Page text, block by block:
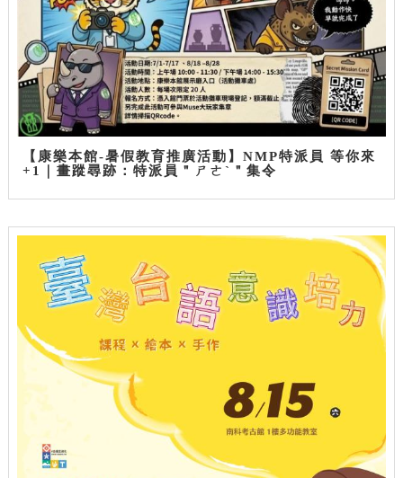
【康樂本館-暑假教育推廣活動】NMP特派員 等你來
+1｜畫蹤尋跡：特派員＂ㄕㄜˋ＂集令